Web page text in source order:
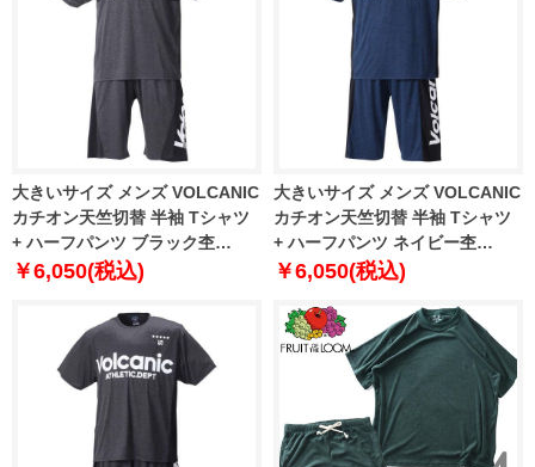
大きいサイズ メンズ VOLCANIC
カチオン天竺切替 半袖 Tシャツ
+ ハーフパンツ ブラック杢
1258-2275-2 3L 4L 5L 6L
￥6,050(税込)
大きいサイズ メンズ VOLCANIC
カチオン天竺切替 半袖 Tシャツ
+ ハーフパンツ ネイビー杢
1258-2276-1 3L 4L 5L 6L
￥6,050(税込)